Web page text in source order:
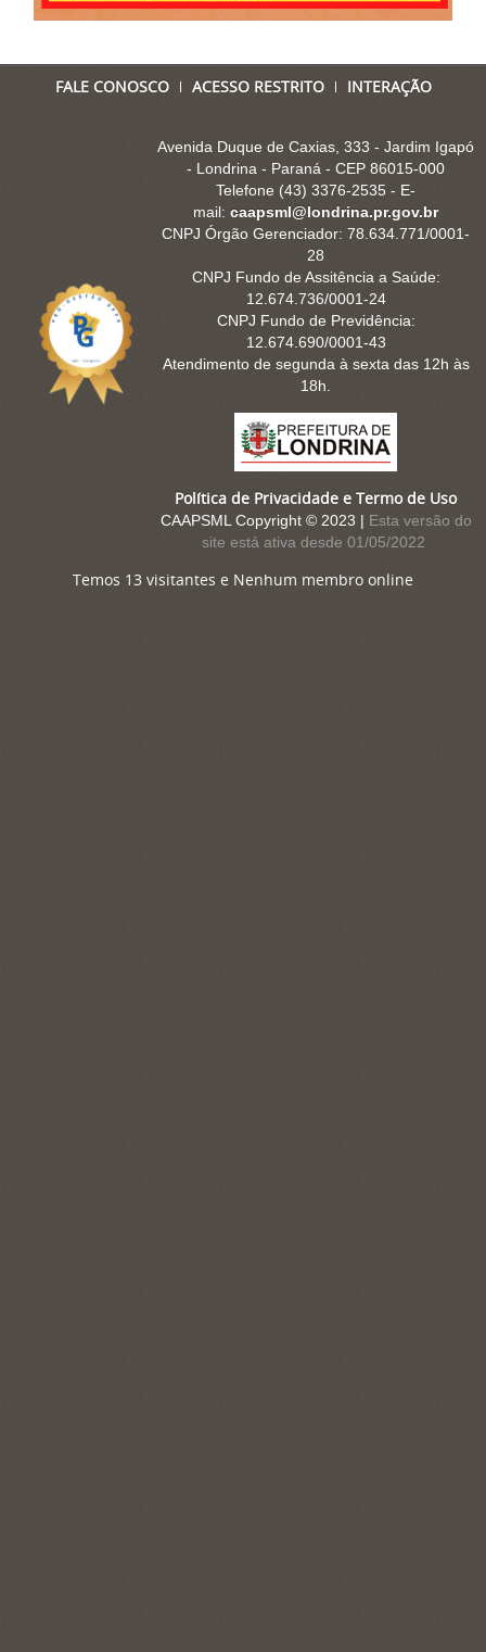
FALE CONOSCO ACESSO RESTRITO INTERAÇÃO
Avenida Duque de Caxias, 333 - Jardim Igapó
- Londrina - Paraná - CEP 86015-000
Telefone (43) 3376-2535 - E-
mail: caapsml@londrina.pr.gov.br
CNPJ Órgão Gerenciador: 78.634.771/0001-
28
CNPJ Fundo de Assitência a Saúde:
12.674.736/0001-24
CNPJ Fundo de Previdência:
12.674.690/0001-43
Atendimento de segunda à sexta das 12h às
18h.
Política de Privacidade e Termo de Uso
CAAPSML Copyright © 2023 | Esta versão do
site está ativa desde 01/05/2022
Temos 13 visitantes e Nenhum membro online